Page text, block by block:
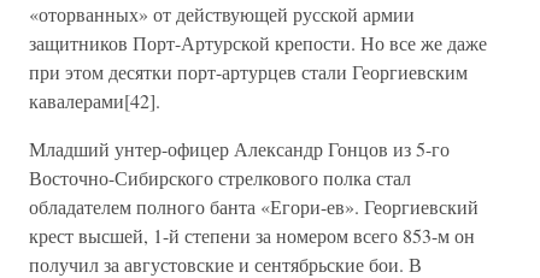
«оторванных» от действующей русской армии
защитников Порт-Артурской крепости. Но все же даже
при этом десятки порт-артурцев стали Георгиевским
кавалерами[42].
Младший унтер-офицер Александр Гонцов из 5-го
Восточно-Сибирского стрелкового полка стал
обладателем полного банта «Егори-ев». Георгиевский
крест высшей, 1-й степени за номером всего 853-м он
получил за августовские и сентябрьские бои. В